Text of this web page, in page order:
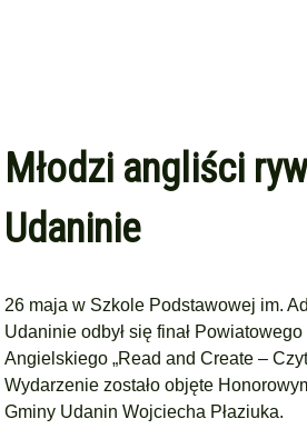
Młodzi angliści
Udaninie
26 maja w Szkole Podstawowej im.
Udaninie odbył się finał
Angielskiego „Read and Create –
Wydarzenie zostało objęte
Gminy Udanin Wojciecha Płaziuka.